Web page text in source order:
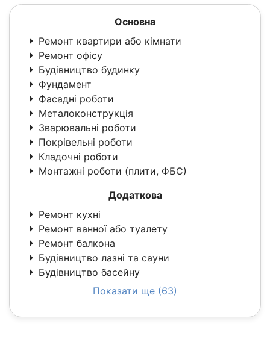
Основна
Ремонт квартири або кімнати
Ремонт офісу
Будівництво будинку
Фундамент
Фасадні роботи
Металоконструкція
Зварювальні роботи
Покрівельні роботи
Кладочні роботи
Монтажні роботи (плити, ФБС)
Додаткова
Ремонт кухні
Ремонт ванної або туалету
Ремонт балкона
Будівництво лазні та сауни
Будівництво басейну
Показати ще (63)